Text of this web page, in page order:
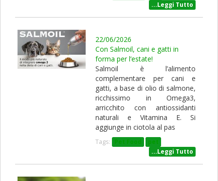
...Leggi Tutto
22/06/2026
Con Salmoil, cani e gatti in
forma per l’estate!
Salmoil è l’alimento
complementare per cani e
gatti, a base di olio di salmone,
ricchissimo in Omega3,
arricchito con antiossidanti
naturali e Vitamina E. Si
aggiunge in ciotola al pas
Tags: Pet Food
pet
...Leggi Tutto